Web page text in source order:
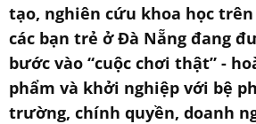
tạo, nghiên cứu khoa học
các bạn trẻ ở Đà Nẵng đang
bước vào “cuộc chơi thật” -
phẩm và khởi nghiệp với bệ
trường, chính quyền, doanh